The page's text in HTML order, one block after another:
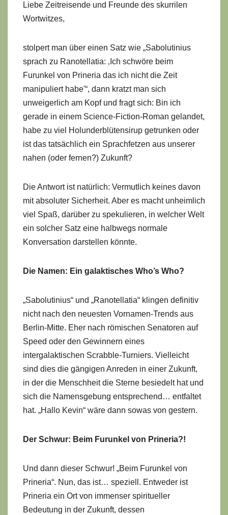
Liebe Zeitreisende und Freunde des skurrilen
Wortwitzes,
stolpert man über einen Satz wie „Sabolutinius
sprach zu Ranotellatia: ‚Ich schwöre beim
Furunkel von Prineria das ich nicht die Zeit
manipuliert habe'“, dann kratzt man sich
unweigerlich am Kopf und fragt sich: Bin ich
gerade in einem Science-Fiction-Roman gelandet,
habe zu viel Holunderblütensirup getrunken oder
ist das tatsächlich ein Sprachfetzen aus unserer
nahen (oder fernen?) Zukunft?
Die Antwort ist natürlich: Vermutlich keines davon
mit absoluter Sicherheit. Aber es macht unheimlich
viel Spaß, darüber zu spekulieren, in welcher Welt
ein solcher Satz eine halbwegs normale
Konversation darstellen könnte.
Die Namen: Ein galaktisches Who’s Who?
„Sabolutinius“ und „Ranotellatia“ klingen definitiv
nicht nach den neuesten Vornamen-Trends aus
Berlin-Mitte. Eher nach römischen Senatoren auf
Speed oder den Gewinnern eines
intergalaktischen Scrabble-Turniers. Vielleicht
sind dies die gängigen Anreden in einer Zukunft,
in der die Menschheit die Sterne besiedelt hat und
sich die Namensgebung entsprechend… entfaltet
hat. „Hallo Kevin“ wäre dann sowas von gestern.
Der Schwur: Beim Furunkel von Prineria?!
Und dann dieser Schwur! „Beim Furunkel von
Prineria“. Nun, das ist… speziell. Entweder ist
Prineria ein Ort von immenser spiritueller
Bedeutung in der Zukunft, dessen